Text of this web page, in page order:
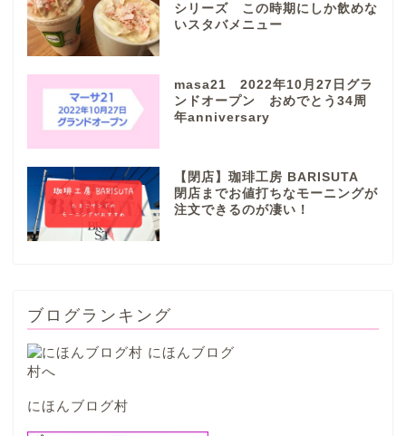
シリーズ この時期にしか飲めな
いスタバメニュー
masa21 2022年10月27日グラ
ンドオープン おめでとう34周
年anniversary
【閉店】珈琲工房 BARISUTA
閉店までお値打ちなモーニングが
注文できるのが凄い！
ブログランキング
にほんブログ村
各務原市
山県市